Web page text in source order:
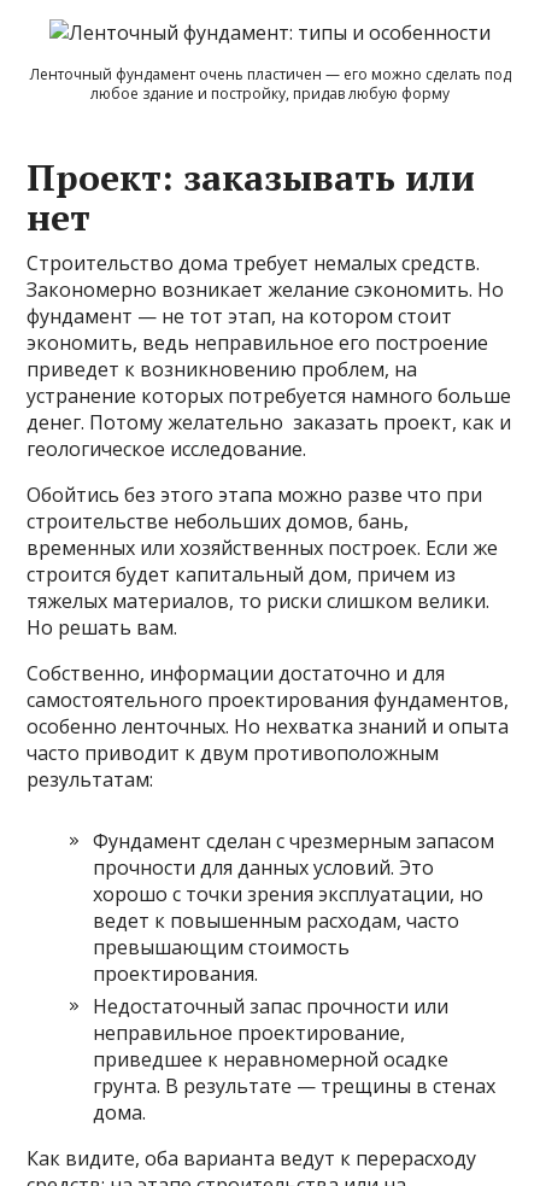
Ленточный фундамент очень пластичен — его можно сделать под
любое здание и постройку, придав любую форму
Проект: заказывать или
нет
Строительство дома требует немалых средств.
Закономерно возникает желание сэкономить. Но
фундамент — не тот этап, на котором стоит
экономить, ведь неправильное его построение
приведет к возникновению проблем, на
устранение которых потребуется намного больше
денег. Потому желательно заказать проект, как и
геологическое исследование.
Обойтись без этого этапа можно разве что при
строительстве небольших домов, бань,
временных или хозяйственных построек. Если же
строится будет капитальный дом, причем из
тяжелых материалов, то риски слишком велики.
Но решать вам.
Собственно, информации достаточно и для
самостоятельного проектирования фундаментов,
особенно ленточных. Но нехватка знаний и опыта
часто приводит к двум противоположным
результатам:
Фундамент сделан с чрезмерным запасом
прочности для данных условий. Это
хорошо с точки зрения эксплуатации, но
ведет к повышенным расходам, часто
превышающим стоимость
проектирования.
Недостаточный запас прочности или
неправильное проектирование,
приведшее к неравномерной осадке
грунта. В результате — трещины в стенах
дома.
Как видите, оба варианта ведут к перерасходу